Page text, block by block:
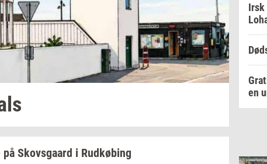
på Sko­vs­gaard i Rud­kø­bing
Irsk
en